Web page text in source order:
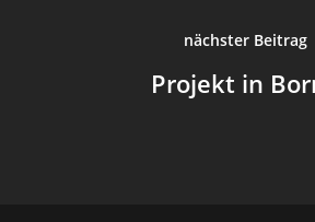
nächster Beitrag
Projekt in